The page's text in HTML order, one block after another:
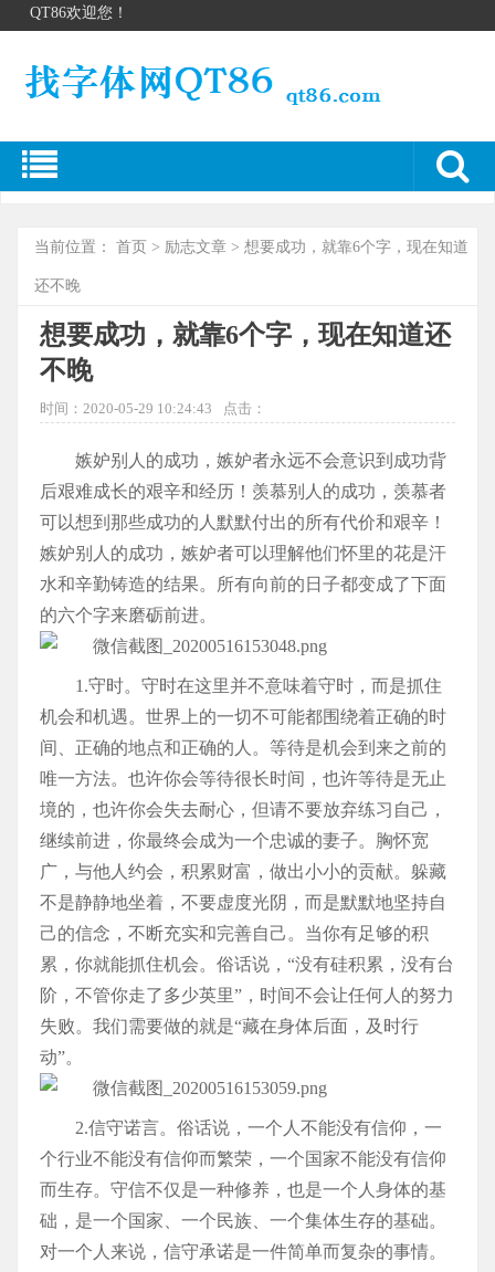
QT86欢迎您！
当前位置： 首页 > 励志文章 > 想要成功，就靠6个字，现在知道
还不晚
想要成功，就靠6个字，现在知道还
不晚
时间：2020-05-29 10:24:43 点击：
嫉妒别人的成功，嫉妒者永远不会意识到成功背
后艰难成长的艰辛和经历！羡慕别人的成功，羡慕者
可以想到那些成功的人默默付出的所有代价和艰辛！
嫉妒别人的成功，嫉妒者可以理解他们怀里的花是汗
水和辛勤铸造的结果。所有向前的日子都变成了下面
的六个字来磨砺前进。
1.守时。守时在这里并不意味着守时，而是抓住
机会和机遇。世界上的一切不可能都围绕着正确的时
间、正确的地点和正确的人。等待是机会到来之前的
唯一方法。也许你会等待很长时间，也许等待是无止
境的，也许你会失去耐心，但请不要放弃练习自己，
继续前进，你最终会成为一个忠诚的妻子。胸怀宽
广，与他人约会，积累财富，做出小小的贡献。躲藏
不是静静地坐着，不要虚度光阴，而是默默地坚持自
己的信念，不断充实和完善自己。当你有足够的积
累，你就能抓住机会。俗话说，“没有硅积累，没有台
阶，不管你走了多少英里”，时间不会让任何人的努力
失败。我们需要做的就是“藏在身体后面，及时行
动”。
2.信守诺言。俗话说，一个人不能没有信仰，一
个行业不能没有信仰而繁荣，一个国家不能没有信仰
而生存。守信不仅是一种修养，也是一个人身体的基
础，是一个国家、一个民族、一个集体生存的基础。
对一个人来说，信守承诺是一件简单而复杂的事情。